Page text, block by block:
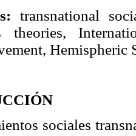
transnational
theories,
Hemispheric
sociales